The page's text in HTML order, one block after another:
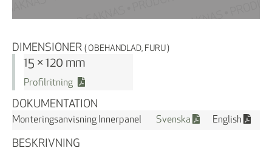
DIMENSIONER ( OBEHANDLAD, FURU )
15 × 120 mm
Profilritning
DOKUMENTATION
Monteringsanvisning Innerpanel Svenska English
BESKRIVNING